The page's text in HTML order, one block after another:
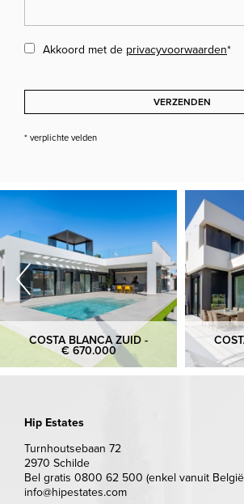
Akkoord met de privacyvoorwaarden*
VERZENDEN
* verplichte velden
COSTA BLANCA ZUID -
€ 670.000
Hip Estates
Turnhoutsebaan 72
2970 Schilde
Bel gratis 0800 62 500 (enkel vanuit
info@hipestates.com